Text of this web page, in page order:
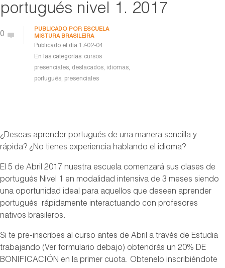
portugués nivel 1. 2017
0
PUBLICADO POR ESCUELA
MISTURA BRASILEIRA
Publicado el día 17-02-04
En las categorías: cursos
presenciales, destacados, idiomas,
portugués, presenciales
¿Deseas aprender portugués de una manera sencilla y
rápida? ¿No tienes experiencia hablando el idioma?
El 5 de Abril 2017 nuestra escuela comenzará sus clases de
portugués Nivel 1 en modalidad intensiva de 3 meses siendo
una oportunidad ideal para aquellos que deseen aprender
portugués rápidamente interactuando con profesores
nativos brasileros.
Si te pre-inscribes al curso antes de Abril a través de Estudia
trabajando (Ver formulario debajo) obtendrás un 20% DE
BONIFICACIÓN en la primer cuota. Obtenelo inscribiéndote